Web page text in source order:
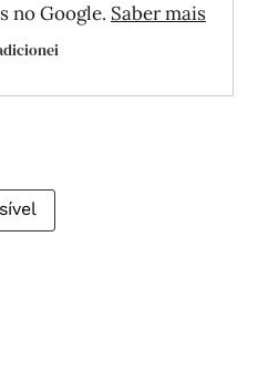
no Google. Saber mais